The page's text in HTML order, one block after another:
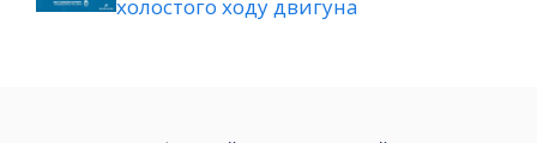
холостого ходу двигуна